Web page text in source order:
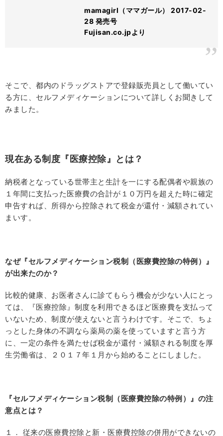
mamagirl（ママガール） 2017-02-
28 発売号
Fujisan.co.jpより
そこで、都内のドラッグストアで登録販売員として働いてい
る方に、セルフメディケーションについて詳しくお聞きして
みました。
現在ある制度『医療控除』とは？
納税者となっている世帯主と生計を一にする配偶者や親族の
１年間に支払った医療費の合計が１０万円を超えた時に確定
申告すれば、所得から控除されて税金が還付・減額されてい
まいす。
なぜ『セルフメディケーション税制（医療費控除の特例）』
が出来たのか？
比較的健康、お医者さんに診てもらう機会が少ない人にとっ
ては、『医療控除』制度を利用できるほど医療費を支払って
いないため、制度が使えないと言うわけです。そこで、ちょ
っとした身体の不調なら薬局の薬を使っていますと言う方
に、一定の条件を満たせば税金が還付・減額される制度を厚
生労働省は、２０１７年１月から始めることにしました。
『セルフメディケーション税制（医療費控除の特例）』の注
意点とは？
１． 従来の医療費控除と新・医療費控除の併用ができないの